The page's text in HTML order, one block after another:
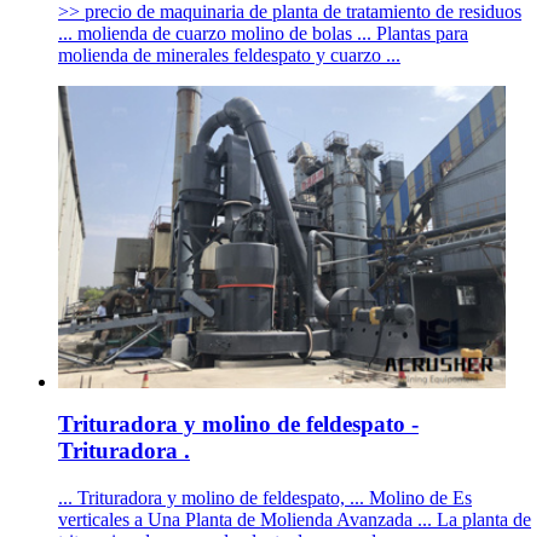
>> precio de maquinaria de planta de tratamiento de residuos
... molienda de cuarzo molino de bolas ... Plantas para
molienda de minerales feldespato y cuarzo ...
Trituradora y molino de feldespato -
Trituradora .
... Trituradora y molino de feldespato, ... Molino de Es
verticales a Una Planta de Molienda Avanzada ... La planta de